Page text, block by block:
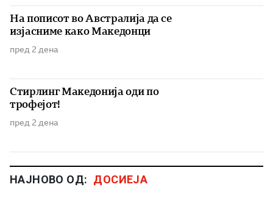
На пописот во Австралија да се
изјасниме како Македонци
пред 2 дена
Стирлинг Македонија оди по
трофејот!
пред 2 дена
НАЈНОВО ОД: ДОСИЕЈА